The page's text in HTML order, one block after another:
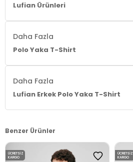
Lufian Ürünleri
Daha Fazla
Polo Yaka T-Shirt
Daha Fazla
Lufian Erkek Polo Yaka T-Shirt
Benzer Ürünler
ÜCRETSIZ
KARGO
ÜCRETSIZ
KARGO